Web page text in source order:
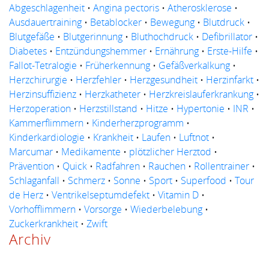
Abgeschlagenheit • Angina pectoris • Atherosklerose •
Ausdauertraining • Betablocker • Bewegung • Blutdruck •
Blutgefäße • Blutgerinnung • Bluthochdruck • Defibrillator •
Diabetes • Entzündungshemmer • Ernährung • Erste-Hilfe •
Fallot-Tetralogie • Früherkennung • Gefäßverkalkung •
Herzchirurgie • Herzfehler • Herzgesundheit • Herzinfarkt •
Herzinsuffizienz • Herzkatheter • Herzkreislauferkrankung •
Herzoperation • Herzstillstand • Hitze • Hypertonie • INR •
Kammerflimmern • Kinderherzprogramm •
Kinderkardiologie • Krankheit • Laufen • Luftnot •
Marcumar • Medikamente • plötzlicher Herztod •
Prävention • Quick • Radfahren • Rauchen • Rollentrainer •
Schlaganfall • Schmerz • Sonne • Sport • Superfood • Tour
de Herz • Ventrikelseptumdefekt • Vitamin D •
Vorhofflimmern • Vorsorge • Wiederbelebung •
Zuckerkrankheit • Zwift
Archiv